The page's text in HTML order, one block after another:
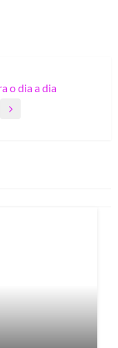
o dia a dia